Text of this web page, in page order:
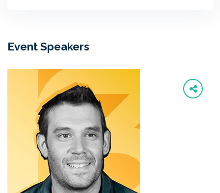
Event Speakers